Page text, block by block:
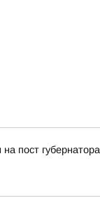
пост губернатора